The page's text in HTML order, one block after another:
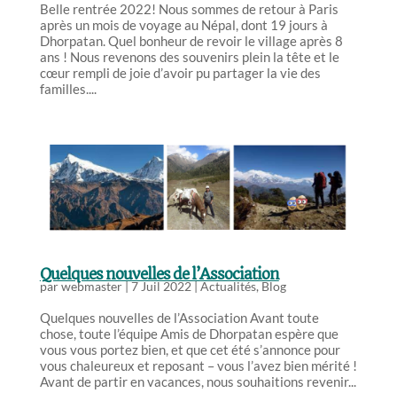
Belle rentrée 2022! Nous sommes de retour à Paris
après un mois de voyage au Népal, dont 19 jours à
Dhorpatan. Quel bonheur de revoir le village après 8
ans ! Nous revenons des souvenirs plein la tête et le
cœur rempli de joie d’avoir pu partager la vie des
familles....
Quelques nouvelles de l’Association
parwebmaster|7 Juil 2022|Actualités,Blog
Quelques nouvelles de l’Association Avant toute
chose, toute l’équipe Amis de Dhorpatan espère que
vous vous portez bien, et que cet été s’annonce pour
vous chaleureux et reposant – vous l’avez bien mérité !
Avant de partir en vacances, nous souhaitions revenir...